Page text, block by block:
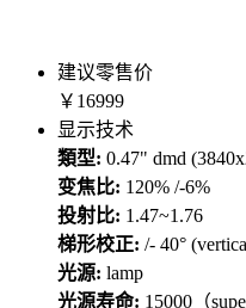
建议零售价
￥16999
显示技术
類型: 0.47" dmd
变焦比: 120% /-6%
投射比: 1.47~1.76
梯形校正: /- 40°
光源: lamp
光源寿命: 15000（